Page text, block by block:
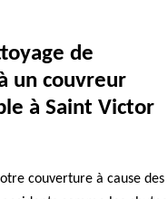
de
un couvreur
à Saint Victor
couverture à cause des